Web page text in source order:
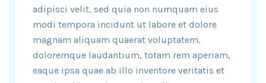
adipisci velit, sed quia non numquam eius
modi tempora incidunt ut labore et dolore
magnam aliquam quaerat voluptatem.
doloremque laudantium, totam rem aperiam,
eaque ipsa quae ab illo inventore veritatis et